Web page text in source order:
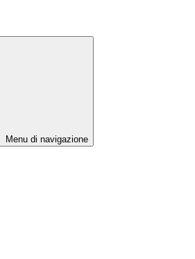
Menu di navigazione